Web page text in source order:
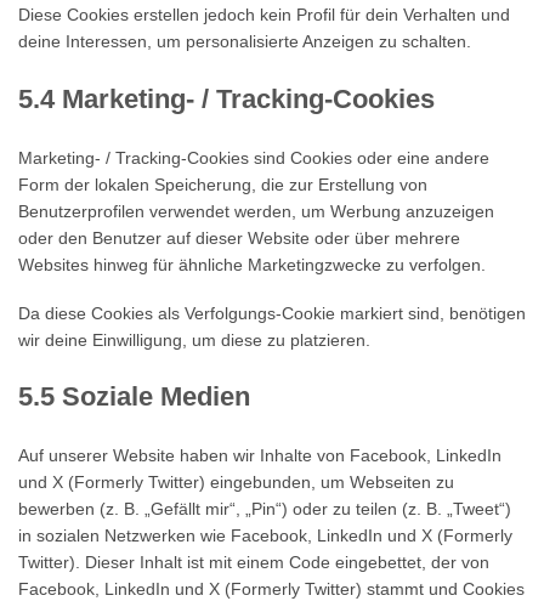
Diese Cookies erstellen jedoch kein Profil für dein Verhalten und
deine Interessen, um personalisierte Anzeigen zu schalten.
5.4 Marketing- / Tracking-Cookies
Marketing- / Tracking-Cookies sind Cookies oder eine andere
Form der lokalen Speicherung, die zur Erstellung von
Benutzerprofilen verwendet werden, um Werbung anzuzeigen
oder den Benutzer auf dieser Website oder über mehrere
Websites hinweg für ähnliche Marketingzwecke zu verfolgen.
Da diese Cookies als Verfolgungs-Cookie markiert sind, benötigen
wir deine Einwilligung, um diese zu platzieren.
5.5 Soziale Medien
Auf unserer Website haben wir Inhalte von Facebook, LinkedIn
und X (Formerly Twitter) eingebunden, um Webseiten zu
bewerben (z. B. „Gefällt mir“, „Pin“) oder zu teilen (z. B. „Tweet“)
in sozialen Netzwerken wie Facebook, LinkedIn und X (Formerly
Twitter). Dieser Inhalt ist mit einem Code eingebettet, der von
Facebook, LinkedIn und X (Formerly Twitter) stammt und Cookies